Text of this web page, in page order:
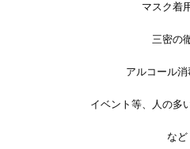
マスク着
三密の
アルコール
イベント等、人の多
など